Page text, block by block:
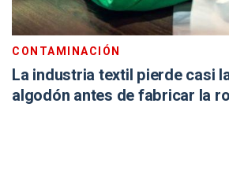
CONTAMINACIÓN
La industria textil pierde casi
algodón antes de fabricar la